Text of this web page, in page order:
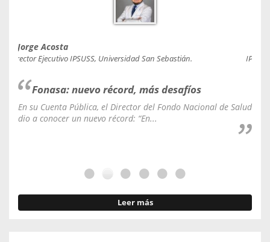
Jorge Acosta
Director Ejecutivo IPSUSS, Universidad San Sebastián.
Fonasa: nuevo récord, más desafíos
En su Cuenta Pública, el Director del Fondo Nacional de Salud
dio a conocer un nuevo récord: “En...
Leer más